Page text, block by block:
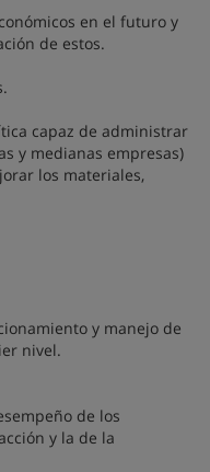
en el futuro y
de estos.
capaz de administrar
y medianas empresas)
los materiales,
y manejo de
nivel.
de los
y la de la